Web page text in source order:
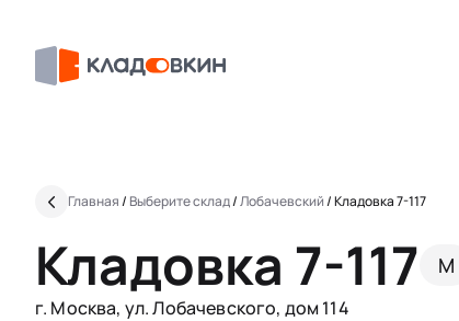
Главная/ Выберите склад/Лобачевский/Кладовка 7-117
Кладовка 7-117 M
г. Москва, ул. Лобачевского, дом 114